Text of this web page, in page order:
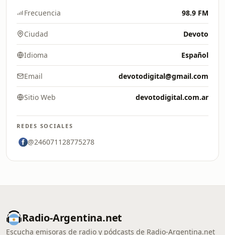
Frecuencia 98.9 FM
Ciudad Devoto
Idioma Español
Email devotodigital@gmail.com
Sitio Web devotodigital.com.ar
REDES SOCIALES
@246071128775278
Radio-Argentina.net
Escucha emisoras de radio y pódcasts de Radio-Argentina.net